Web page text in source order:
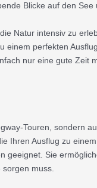
Blicke auf den See
Natur intensiv zu
einem perfekten
nur eine gute Zeit
Touren, sondern
Ihren Ausflug zu
geeignet. Sie
muss.